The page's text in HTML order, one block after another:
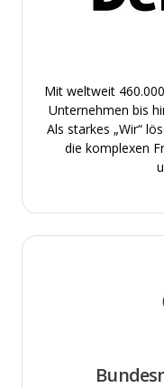
Mit weltweit
Unternehmen bis
Als starkes „Wir“
die komplexen